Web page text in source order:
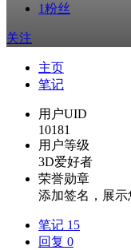
1粉丝
关注
主页
笔记
用户UID
10181
用户等级
3D爱好者
荣誉勋章
添加签名，展示
笔记 15
回复 0